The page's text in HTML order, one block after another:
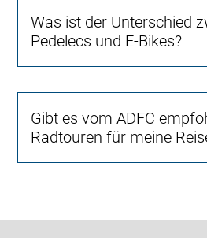
Was ist der Unterschied
Pedelecs und E-Bikes?
Gibt es vom ADFC
Radtouren für meine